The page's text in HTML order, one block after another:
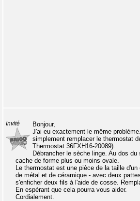
Invité
Bonjour,
J'ai eu exactement le même
simplement remplacer le thermostat
Thermostat 36FXH16-20089).
Débrancher le sèche linge. Au dos
cache de forme plus ou moins ovale.
Le thermostat est une pièce de la taille
de métal et de céramique - avec deux
s'enficher deux fils à l'aide de cosse.
En espérant que cela pourra vous aider.
Cordialement.